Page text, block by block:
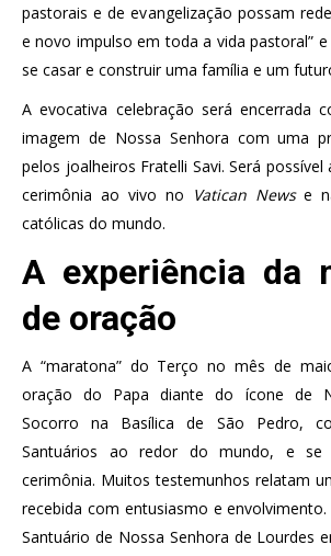
pastorais e de evangelização possam
e novo impulso em toda a vida pastoral”
se casar e construir uma família e um
A evocativa celebração será encerrada
imagem de Nossa Senhora com uma
pelos joalheiros Fratelli Savi. Será
cerimônia ao vivo no Vatican Newse
católicas do mundo.
A experiência da
de oração
A “maratona” do Terço no mês de
oração do Papa diante do ícone de
Socorro na Basílica de São Pedro,
Santuários ao redor do mundo, e se
cerimônia. Muitos testemunhos relatam
recebida com entusiasmo e
Santuário de Nossa Senhora de Lourdes